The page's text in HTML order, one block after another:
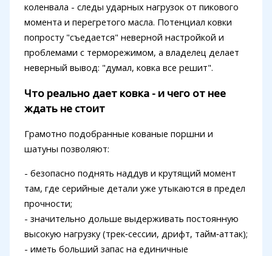
коленвала - следы ударных нагрузок от пикового
момента и перегретого масла. Потенциал ковки
попросту "съедается" неверной настройкой и
проблемами с терморежимом, а владелец делает
неверный вывод: "думал, ковка все решит".
Что реально дает ковка - и чего от нее
ждать не стоит
Грамотно подобранные кованые поршни и
шатуны позволяют:
- безопасно поднять наддув и крутящий момент
там, где серийные детали уже утыкаются в предел
прочности;
- значительно дольше выдерживать постоянную
высокую нагрузку (трек‑сессии, дрифт, тайм‑аттак);
- иметь больший запас на единичные